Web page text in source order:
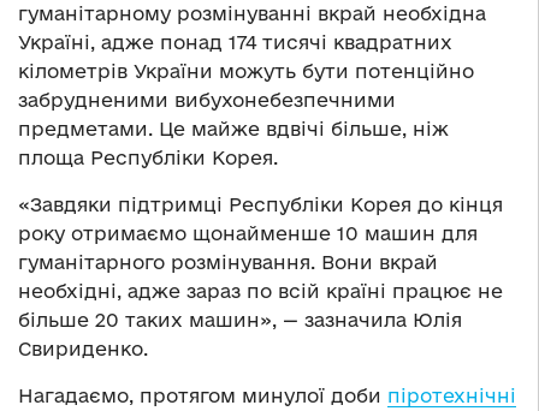
гуманітарному розмінуванні вкрай необхідна
Україні, адже понад 174 тисячі квадратних
кілометрів України можуть бути потенційно
забрудненими вибухонебезпечними
предметами. Це майже вдвічі більше, ніж
площа Республіки Корея.
«Завдяки підтримці Республіки Корея до кінця
року отримаємо щонайменше 10 машин для
гуманітарного розмінування. Вони вкрай
необхідні, адже зараз по всій країні працює не
більше 20 таких машин», — зазначила Юлія
Свириденко.
Нагадаємо, протягом минулої доби піротехнічні